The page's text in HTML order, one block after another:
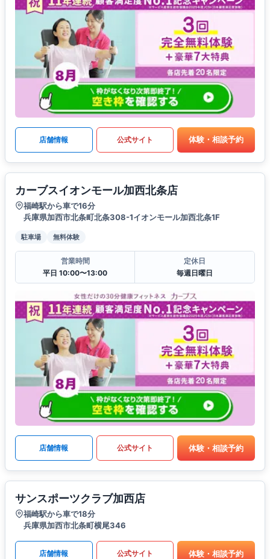
店舗情報 公式サイト 体験・相談予約
カーブスイオンモール加西北条店
福崎駅から車で16分
兵庫県加西市北条町北条308-1イオンモール加西北条1F
駐車場 無料体験
営業時間
平日 10:00〜13:00
定休日
毎週日曜日
店舗情報 公式サイト 体験・相談予約
サンスポーツクラブ加西店
福崎駅から車で18分
兵庫県加西市北条町横尾346
店舗情報 公式サイト 体験・相談予約